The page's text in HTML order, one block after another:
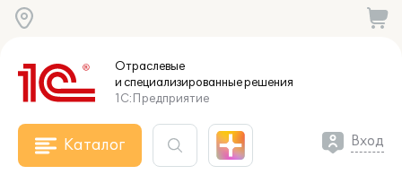
Отраслевые
и специализированныерешения
1С:Предприятие
Каталог Вход